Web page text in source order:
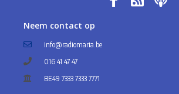
Neem contact op
info@radiomaria.be
016 41 47 47
BE49 7333 7333 7771